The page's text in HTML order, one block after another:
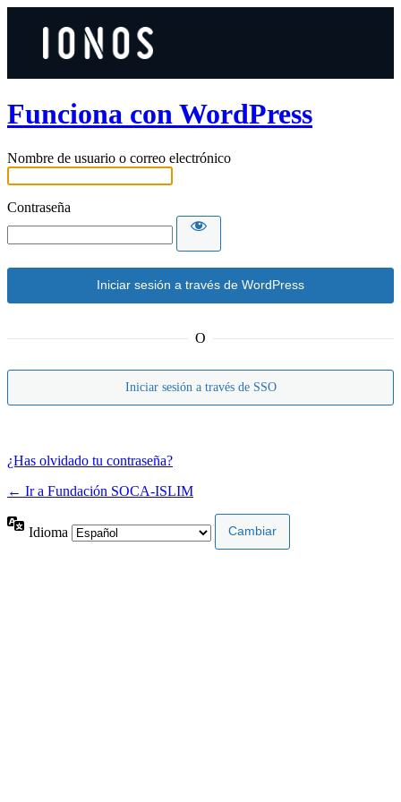
Funciona con WordPress
Nombre de usuario o correo electrónico
Contraseña
O
Iniciar sesión a través de SSO
¿Has olvidado tu contraseña?
← Ir a Fundación SOCA-ISLIM
Idioma